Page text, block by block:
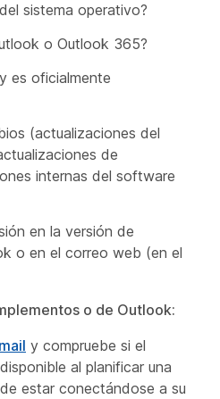
sistema operativo?
o Outlook 365?
es oficialmente
(actualizaciones del
de
internas del software
en la versión de
o en el correo web (en el
o de Outlook:
y compruebe si el
al planificar una
estar conectándose a su